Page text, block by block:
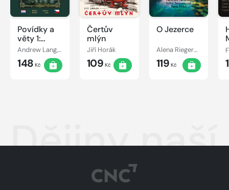
Povídky a
věty 1:
České
vydání
Andrew Lang, Róbert Hodoši
148 Kč
Čertův
mlýn
Jiří Horák
109 Kč
O Jezerce
Alena Riegerová
119 Kč
Dějiny